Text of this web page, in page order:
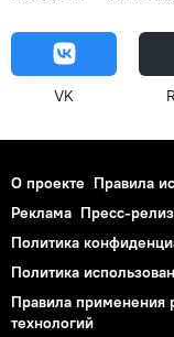
VK
О проекте Правила
Реклама Пресс-
Политика
Политика
Правила применения
технологий